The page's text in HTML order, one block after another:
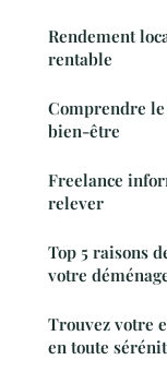
Rendement
rentable
Comprendre
bien-être
Freelance
relever
Top 5 raisons
votre
Trouvez votre
en toute